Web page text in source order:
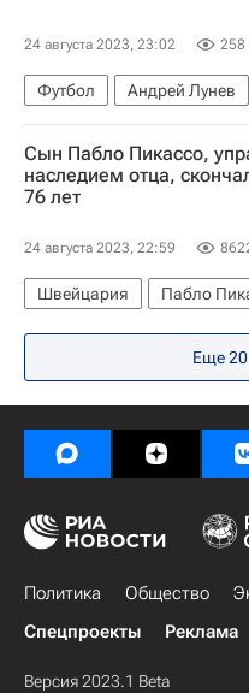
24 августа 2023, 23:02 258
Футбол Андрей Лунев
Динамо Москва
Лига Европы УЕФА 2026-
Сын Пабло Пикассо,
наследием отца,
76 лет
24 августа 2023, 22:59
Швейцария Пабло
Еще
Политика Общество
Спецпроекты
Реклама
Версия 2023.1 Beta